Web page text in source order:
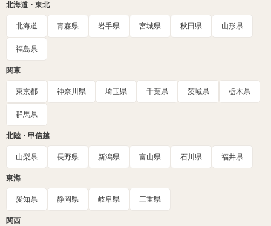
北海道・東北
北海道 青森県 岩手県 宮城県 秋田県 山形県
福島県
関東
東京都 神奈川県 埼玉県 千葉県 茨城県 栃木県
群馬県
北陸・甲信越
山梨県 長野県 新潟県 富山県 石川県 福井県
東海
愛知県 静岡県 岐阜県 三重県
関西